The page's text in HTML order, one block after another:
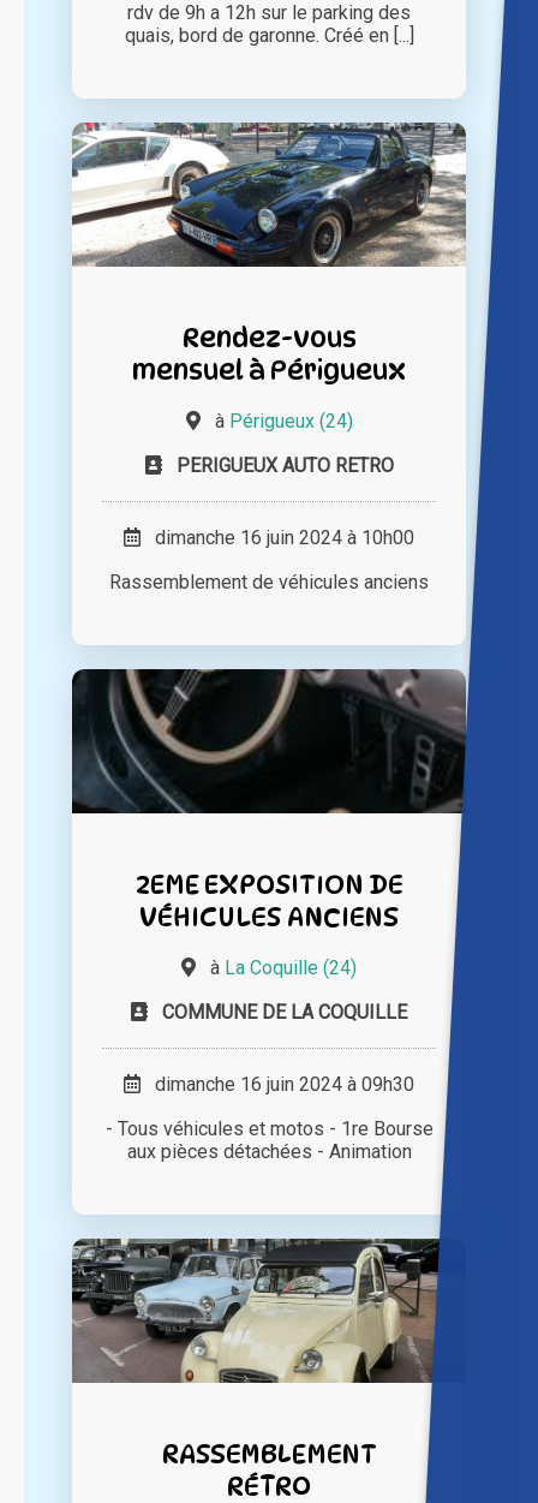
rdv de 9h a 12h sur le parking des
quais, bord de garonne. Créé en [...]
Rendez-vous
mensuel à Périgueux
à Périgueux (24)
PERIGUEUX AUTO RETRO
dimanche 16 juin 2024 à 10h00
Rassemblement de véhicules anciens
2EME EXPOSITION DE
VÉHICULES ANCIENS
à La Coquille (24)
COMMUNE DE LA COQUILLE
dimanche 16 juin 2024 à 09h30
- Tous véhicules et motos - 1re Bourse
aux pièces détachées - Animation
RASSEMBLEMENT
RÉTRO